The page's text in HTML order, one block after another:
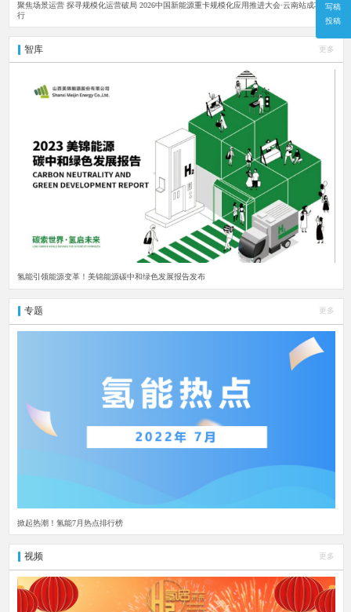
写稿
投稿
聚焦场景运营 探寻规模化运营破局 2026中国新能源重卡规模化应用推进大会·云南站成功举
行
智库 更多
氢能引领能源变革！美锦能源碳中和绿色发展报告发布
专题 更多
掀起热潮！氢能7月热点排行榜
视频 更多